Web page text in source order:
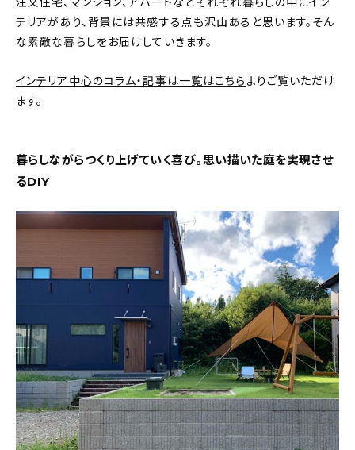
おすすめの記事
インテリア
収納/掃除
暮らし
daily mukuri/ アイテム
カテゴリー一覧
新着記事
人気の記事
おすすめの記事
テリアがあり、背景には共感する点も沢山あると思います。そん
な素敵な暮らしをお届けしていきます。
インテリア中心のコラム・記事は一覧はこちら よりご覧いただけ
ます。
暮らしながらつくり上げていく喜び。思い描いた庭を実現させ
るDIY